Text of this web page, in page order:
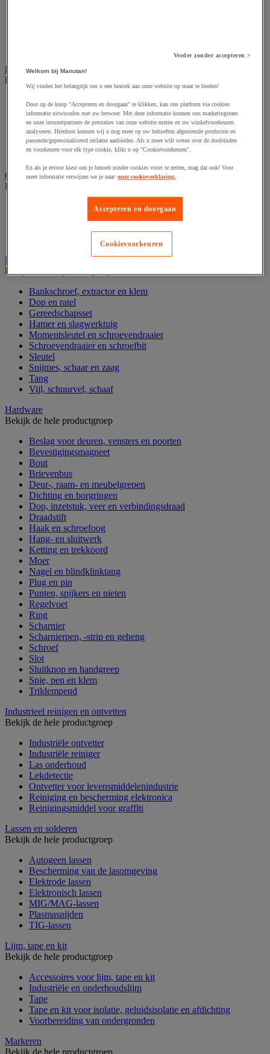
Elektrische toebehoren en verlichting
Bekijk de hele productgroep
Accessoires voor elektrisch schakelpaneel
Batterij, oplader en kabel
Elektrische kabel
Elektrische uitrusting
Verlengsnoer, stekkerdoos en kapelhaspel
Wandcontactdoos en schakelaar
Gereedschap opbergen
Bekijk de hele productgroep
Assortimentsdoos en gereedschapkoffer
Verrijdbare werktafel
Handgereedschap
Bekijk de hele productgroep
Bankschroef, extractor en klem
Dop en ratel
Gereedschapsset
Hamer en slagwerktuig
Momentsleutel en schroevendraaier
Schroevendraaier en schroefbit
Sleutel
Snijmes, schaar en zaag
Tang
Vijl, schuurvel, schaaf
Hardware
Bekijk de hele productgroep
Beslag voor deuren, vensters en poorten
Bevestigingsmagneet
Bout
Brievenbus
Deur-, raam- en meubelgrepen
Dichting en borgringen
Dop, inzetstuk, veer en verbindingsdraad
Draadstift
Haak en schroefoog
Hang- en sluitwerk
Ketting en trekkoord
Moer
Nagel en blindklinktang
Plug en pin
Punten, spijkers en nieten
Regelvoet
Ring
Scharnier
Scharnierpen, -strip en geheng
Schroef
Slot
Sluitknop en handgreep
Spie, pen en klem
Trildempend
Industrieel reinigen en ontvetten
Bekijk de hele productgroep
Industriële ontvetter
Industriële reiniger
Las onderhoud
Lekdetectie
Ontvetter voor levensmiddelenindustrie
Reiniging en bescherming elektronica
Reinigingsmiddel voor graffiti
Lassen en solderen
Bekijk de hele productgroep
Autogeen lassen
Bescherming van de lasomgeving
Elektrode lassen
Elektronisch lassen
MIG/MAG-lassen
Plasmasnijden
TIG-lassen
Lijm, tape en kit
Bekijk de hele productgroep
Accessoires voor lijm, tape en kit
Industriële en onderhoudslijm
Tape
Tape en kit voor isolatie, geluidsisolatie en afdichting
Voorbereiding van ondergronden
Markeren
Bekijk de hele productgroep
Verder zonder accepteren >
Welkom bij Manutan!
Wij vinden het belangrijk om u een bezoek aan onze website op maat te bieden!
Door op de knop "Accepteren en doorgaan" te klikken, kan ons platform via cookies
informatie uitwisselen met uw browser. Met deze informatie kunnen ons marketingteam
en onze internetpartners de prestaties van onze website meten en uw winkelvoorkeuren
analyseren. Hierdoor kunnen wij u nog meer op uw behoeften afgestemde producten en
passende/gepersonaliseerd reclame aanbieden. Als u meer wilt weten over de doeleinden
en voorkeuren voor elk type cookie, klikt u op "Cookievoorkeuren".
En als je ervoor kiest om je bezoek zonder cookies voort te zetten, mag dat ook! Voor
meer informatie verwijzen we je naar onze cookieverklaring.
Accepteren en doorgaan
Cookievoorkeuren